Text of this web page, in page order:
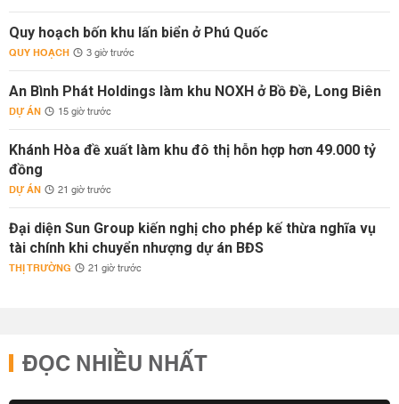
Quy hoạch bốn khu lấn biển ở Phú Quốc
QUY HOẠCH 3 giờ trước
An Bình Phát Holdings làm khu NOXH ở Bồ Đề, Long Biên
DỰ ÁN 15 giờ trước
Khánh Hòa đề xuất làm khu đô thị hỗn hợp hơn 49.000 tỷ
đồng
DỰ ÁN 21 giờ trước
Đại diện Sun Group kiến nghị cho phép kế thừa nghĩa vụ
tài chính khi chuyển nhượng dự án BĐS
THỊ TRƯỜNG 21 giờ trước
ĐỌC NHIỀU NHẤT